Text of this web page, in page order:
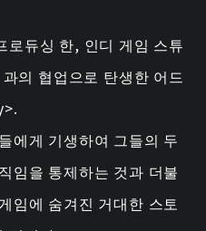
로듀싱 한, 인디 게임 스튜
의 협업으로 탄생한 어드
에게 기생하여 그들의 두
임을 통제하는 것과 더불
임에 숨겨진 거대한 스토